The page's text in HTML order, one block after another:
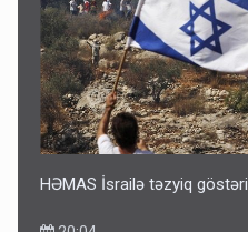
HƏMAS İsrailə təzyiq